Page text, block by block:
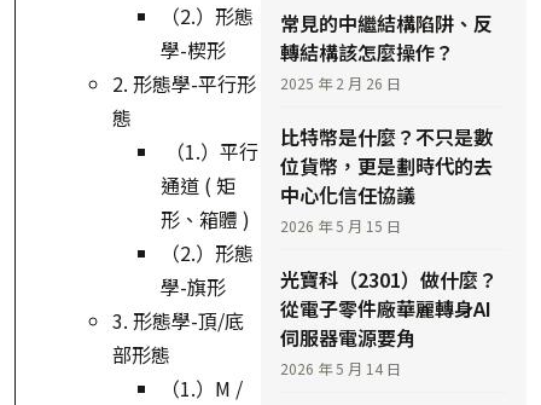
（2.）形態
學-楔形
2. 形態學-平行形
態
（1.）平行
通道 ( 矩
形、箱體 )
（2.）形態
學-旗形
3. 形態學-頂/底
部形態
（1.）M /
常見的中繼結構陷阱、反
轉結構該怎麼操作？
2025 年 2 月 26 日
比特幣是什麼？不只是數
位貨幣，更是劃時代的去
中心化信任協議
2026 年 5 月 15 日
光寶科（2301）做什麼？
從電子零件廠華麗轉身AI
伺服器電源要角
2026 年 5 月 14 日